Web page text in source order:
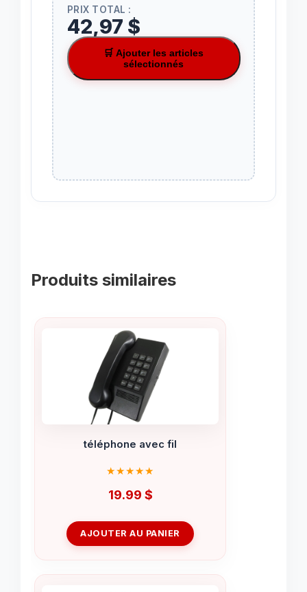
PRIX TOTAL :
42,97 $
🛒 Ajouter les articles
sélectionnés
Produits similaires
téléphone avec fil
19.99 $
AJOUTER AU PANIER